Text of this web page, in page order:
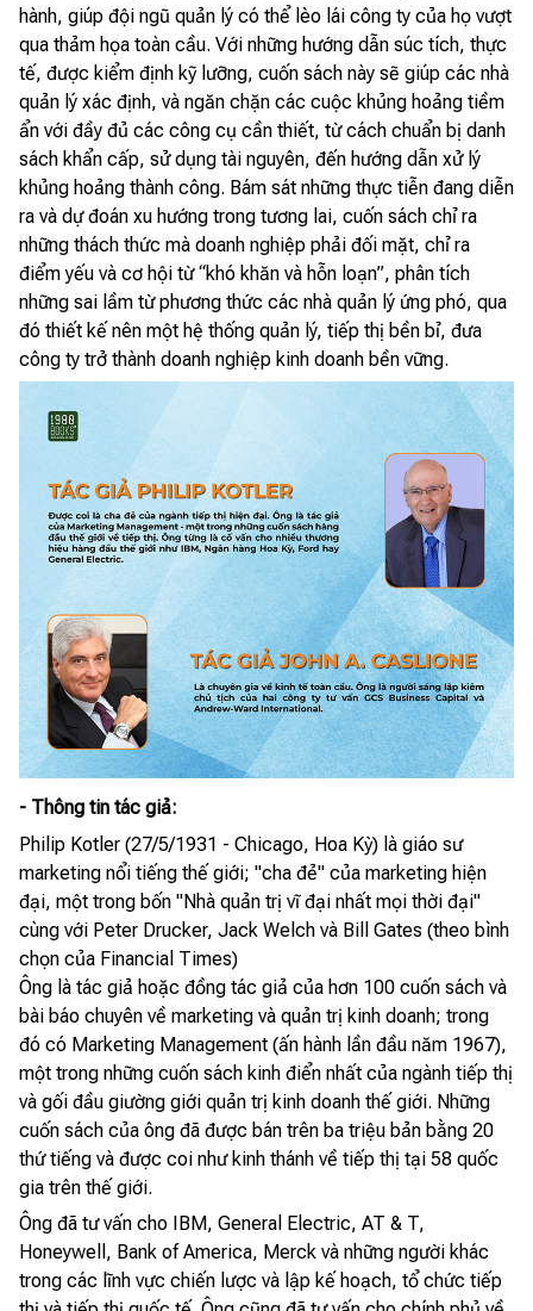
hành, giúp đội ngũ quản lý có thể lèo lái công ty của họ vượt
qua thảm họa toàn cầu. Với những hướng dẫn súc tích, thực
tế, được kiểm định kỹ lưỡng, cuốn sách này sẽ giúp các nhà
quản lý xác định, và ngăn chặn các cuộc khủng hoảng tiềm
ẩn với đầy đủ các công cụ cần thiết, từ cách chuẩn bị danh
sách khẩn cấp, sử dụng tài nguyên, đến hướng dẫn xử lý
khủng hoảng thành công. Bám sát những thực tiễn đang diễn
ra và dự đoán xu hướng trong tương lai, cuốn sách chỉ ra
những thách thức mà doanh nghiệp phải đối mặt, chỉ ra
điểm yếu và cơ hội từ “khó khăn và hỗn loạn”, phân tích
những sai lầm từ phương thức các nhà quản lý ứng phó, qua
đó thiết kế nên một hệ thống quản lý, tiếp thị bền bỉ, đưa
công ty trở thành doanh nghiệp kinh doanh bền vững.
- Thông tin tác giả:
Philip Kotler (27/5/1931 - Chicago, Hoa Kỳ) là giáo sư
marketing nổi tiếng thế giới; "cha đẻ" của marketing hiện
đại, một trong bốn "Nhà quản trị vĩ đại nhất mọi thời đại"
cùng với Peter Drucker, Jack Welch và Bill Gates (theo bình
chọn của Financial Times)
Ông là tác giả hoặc đồng tác giả của hơn 100 cuốn sách và
bài báo chuyên về marketing và quản trị kinh doanh; trong
đó có Marketing Management (ấn hành lần đầu năm 1967),
một trong những cuốn sách kinh điển nhất của ngành tiếp thị
và gối đầu giường giới quản trị kinh doanh thế giới. Những
cuốn sách của ông đã được bán trên ba triệu bản bằng 20
thứ tiếng và được coi như kinh thánh về tiếp thị tại 58 quốc
gia trên thế giới.
Ông đã tư vấn cho IBM, General Electric, AT & T,
Honeywell, Bank of America, Merck và những người khác
trong các lĩnh vực chiến lược và lập kế hoạch, tổ chức tiếp